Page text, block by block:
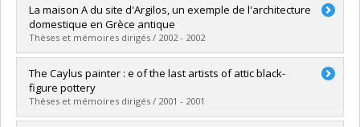
Graduate :Hébert, Philippe
Cycle :Master's
Grade :M.A.
Lien vers le document dans Papyrus
La maison A du site d'Argilos, un exemple de l'architecture
domestique en Grèce antique
Thèses et mémoires dirigés / 2002 - 2002
Graduate :Poulin, Ariane
Cycle :Master's
Grade :M.A.
Lien vers le document dans Papyrus
The Caylus painter : e of the last artists of attic black-
figure pottery
Thèses et mémoires dirigés / 2001 - 2001